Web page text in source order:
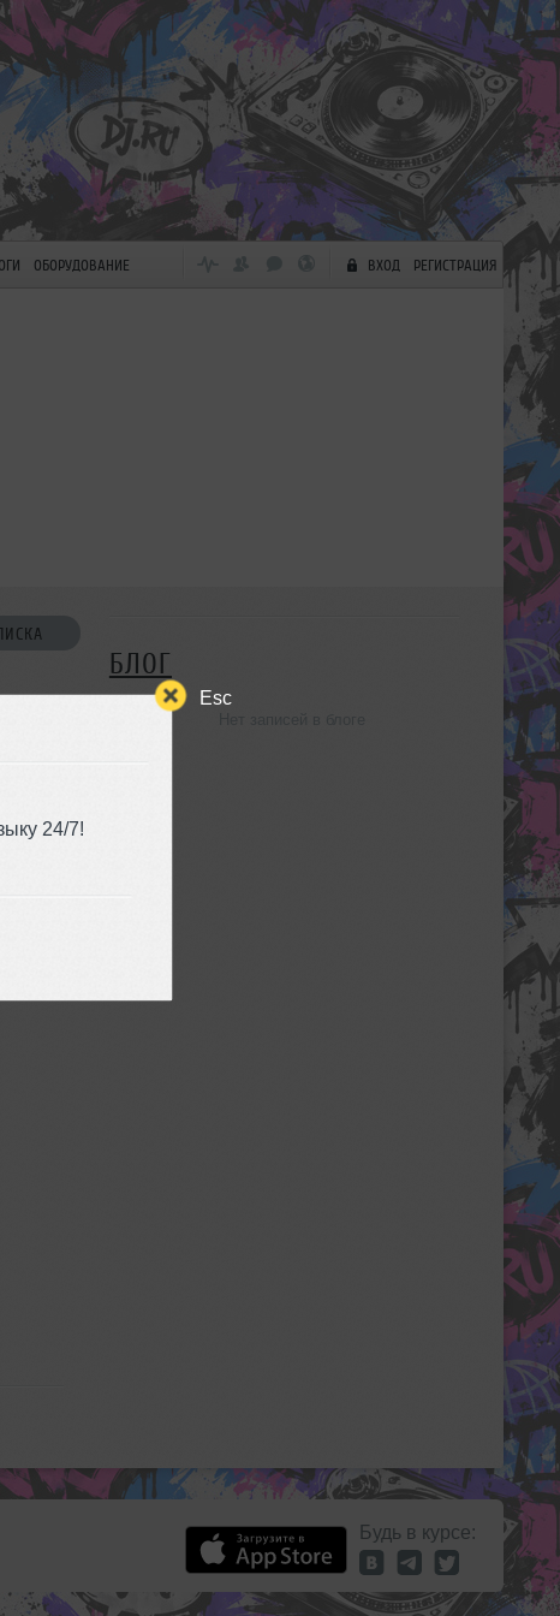
Esc
24/7!
ОБОРУДОВАНИЕ ВХОД РЕГИСТРАЦИЯ
БЛОГ
Будь в курсе: